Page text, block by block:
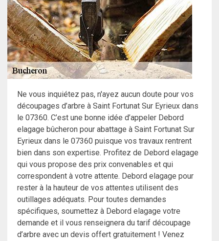
Ne vous inquiétez pas, n'ayez aucun doute pour vos
découpages d’arbre à Saint Fortunat Sur Eyrieux dans
le 07360. C’est une bonne idée d’appeler Debord
elagage bûcheron pour abattage à Saint Fortunat Sur
Eyrieux dans le 07360 puisque vos travaux rentrent
bien dans son expertise. Profitez de Debord elagage
qui vous propose des prix convenables et qui
correspondent à votre attente. Debord elagage pour
rester à la hauteur de vos attentes utilisent des
outillages adéquats. Pour toutes demandes
spécifiques, soumettez à Debord elagage votre
demande et il vous renseignera du tarif découpage
d’arbre avec un devis offert gratuitement ! Venez